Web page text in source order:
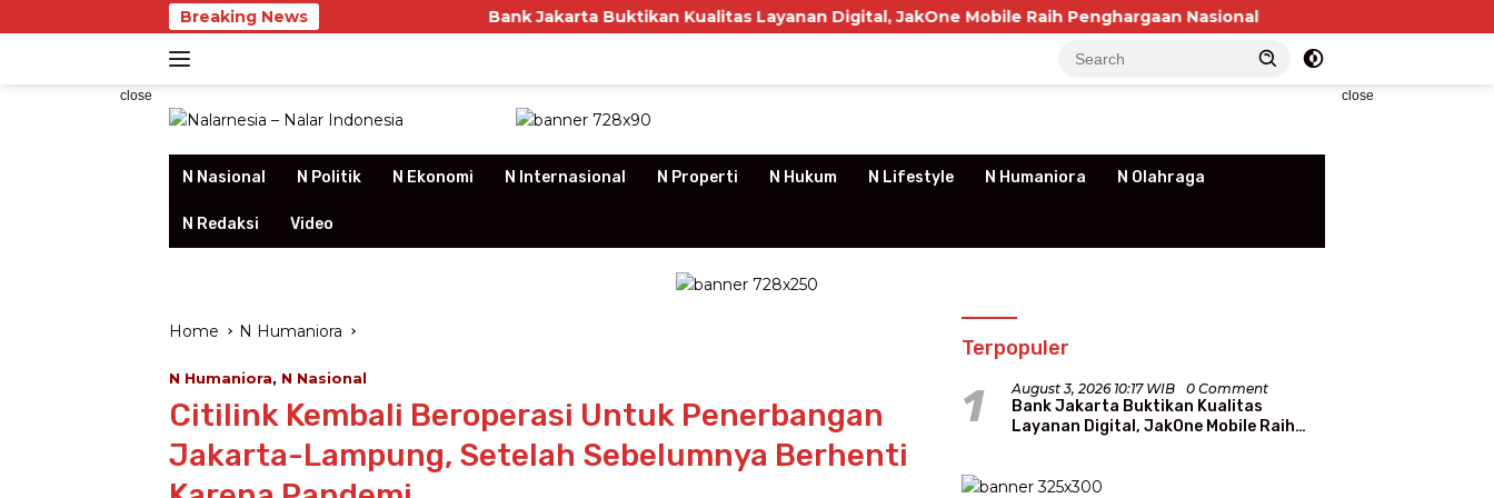
to
Breaking News Bank Jakarta Buktikan Kualitas Layanan Digital, JakOne Mobile Raih Penghargaan Nasional P3RSI Temui Kementerian
close close
N Nasional N Politik N Ekonomi N Internasional N Properti N Hukum N Lifestyle N Humaniora N Olahraga
N Redaksi Video
Home N Humaniora
N Humaniora, N Nasional
Citilink Kembali Beroperasi Untuk Penerbangan
Jakarta-Lampung, Setelah Sebelumnya Berhenti
Terpopuler
1 August 3, 2026 10:17 WIB 0 Comment
Bank Jakarta Buktikan Kualitas
Layanan Digital, JakOne Mobile Raih